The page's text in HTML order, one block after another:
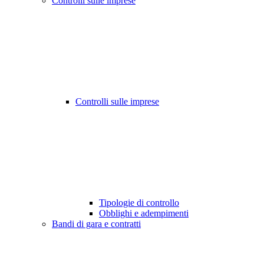
Controlli sulle imprese
Tipologie di controllo
Obblighi e adempimenti
Bandi di gara e contratti